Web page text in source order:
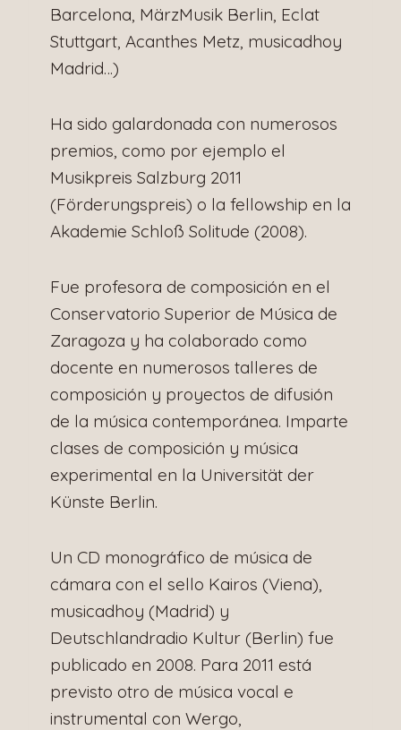
Barcelona, MärzMusik Berlin, Eclat
Stuttgart, Acanthes Metz, musicadhoy
Madrid…)
Ha sido galardonada con numerosos
premios, como por ejemplo el
Musikpreis Salzburg 2011
(Förderungspreis) o la fellowship en la
Akademie Schloß Solitude (2008).
Fue profesora de composición en el
Conservatorio Superior de Música de
Zaragoza y ha colaborado como
docente en numerosos talleres de
composición y proyectos de difusión
de la música contemporánea. Imparte
clases de composición y música
experimental en la Universität der
Künste Berlin.
Un CD monográfico de música de
cámara con el sello Kairos (Viena),
musicadhoy (Madrid) y
Deutschlandradio Kultur (Berlin) fue
publicado en 2008. Para 2011 está
previsto otro de música vocal e
instrumental con Wergo,